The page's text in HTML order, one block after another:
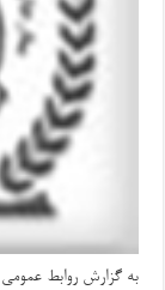
به گزارش روابط